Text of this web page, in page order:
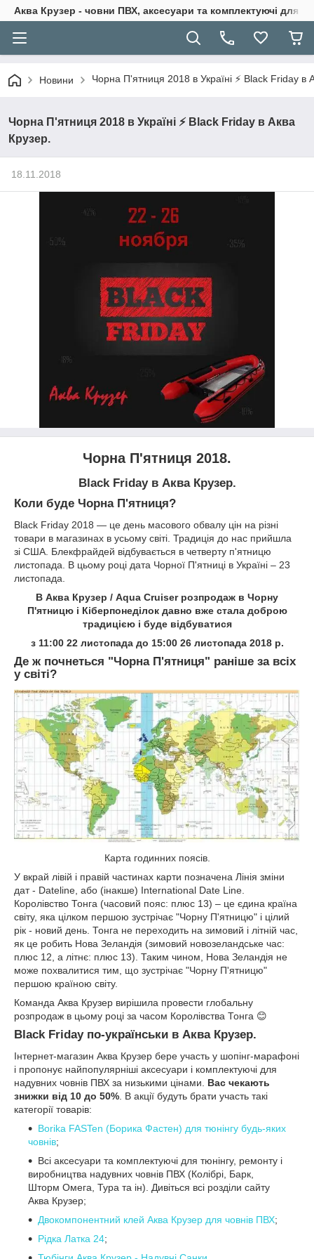
Аква Крузер - човни ПВХ, аксесуари та комплектуючі для
Новини Чорна П'ятниця 2018 в Україні ⚡ Black Friday в
Чорна П'ятниця 2018 в Україні ⚡ Black Friday в Аква
Крузер.
18.11.2018
Чорна П'ятниця 2018.
Black Friday в Аква Крузер.
Коли буде Чорна П'ятниця?
Black Friday 2018 — це день масового обвалу цін на різні
товари в магазинах в усьому світі. Традиція до нас прийшла
зі США. Блекфрайдей відбувається в четверту п'ятницю
листопада. В цьому році дата Чорної П'ятниці в Україні – 23
листопада.
В Аква Крузер / Aqua Cruiserрозпродаж в Чорну
П'ятницю і Кіберпонеділок давно вже стала доброю
традицією і буде відбуватися
з 11:00 22 листопада до 15:00 26 листопада 2018 р.
Де ж почнеться "Чорна П'ятниця" раніше за всіх
у світі?
Карта годинних поясів.
У вкрай лівій і правій частинах карти позначена Лінія зміни
дат - Dateline, або (інакше) International Date Line.
Королівство Тонга (часовий пояс: плюс 13) – це єдина країна
світу, яка цілком першою зустрічає "Чорну П'ятницю" і цілий
рік - новий день. Тонга не переходить на зимовий і літній час,
як це робить Нова Зеландія (зимовий новозеландське час:
плюс 12, а літнє: плюс 13). Таким чином, Нова Зеландія не
може похвалитися тим, що зустрічає "Чорну П'ятницю"
першою країною світу.
Команда Аква Крузер вирішила провести глобальну
розпродаж в цьому році за часом Королівства Тонга 😊
Black Friday по-українськи в Аква Крузер.
Інтернет-магазин Аква Крузер бере участь у шопінг-марафоні
і пропонує найпопулярніші аксесуари і комплектуючі для
надувних човнів ПВХ за низькими цінами. Вас чекають
знижки від 10 до 50% . В акції будуть брати участь такі
категорії товарів:
Borika FASTen (Борика Фастен) для тюнінгу будь-яких
човнів;
Всі аксесуари та комплектуючі для тюнінгу, ремонту і
виробництва надувних човнів ПВХ (Колібрі, Барк,
Шторм Омега, Тура та ін). Дивіться всі розділи сайту
Аква Крузер;
Двокомпонентний клей Аква Крузер для човнів ПВХ;
Рідка Латка 24;